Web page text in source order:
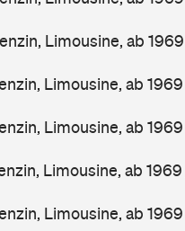
Limousine, ab 1969
Limousine, ab 1969
Limousine, ab 1969
Limousine, ab 1969
Limousine, ab 1969